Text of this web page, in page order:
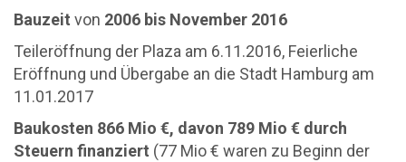
Bauzeit von 2006 bis November 2016
Teileröffnung der Plaza am 6.11.2016, Feierliche
Eröffnung und Übergabe an die Stadt Hamburg am
11.01.2017
Baukosten 866 Mio €, davon 789 Mio € durch
Steuern finanziert (77 Mio € waren zu Beginn der